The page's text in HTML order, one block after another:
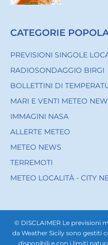
CATEGORIE
PREVISIONI SINGOLE
RADIOSONDAGGIO BIRGI
BOLLETTINI DI
MARI E VENTI METEO
IMMAGINI NASA
ALLERTE METEO
METEO NEWS
TERREMOTI
METEO LOCALITÀ - CITY
© DISCLAIMER Le previsioni
da Weather Sicily sono gestiti
disponibili e con i limiti